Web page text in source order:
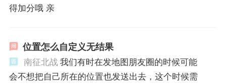
得加分哦 亲
位置怎么自定义无结果
南征北战我们有时在发地图朋友圈的时候可能
会不想把自己所在的位置也发送出去，这个时候需